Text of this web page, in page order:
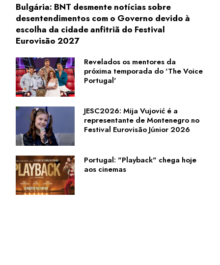
Bulgária: BNT desmente notícias sobre
desentendimentos com o Governo devido à
escolha da cidade anfitriã do Festival
Eurovisão 2027
Revelados os mentores da
próxima temporada do 'The Voice
Portugal'
JESC2026: Mija Vujović é a
representante de Montenegro no
Festival Eurovisão Júnior 2026
Portugal: "Playback" chega hoje
aos cinemas